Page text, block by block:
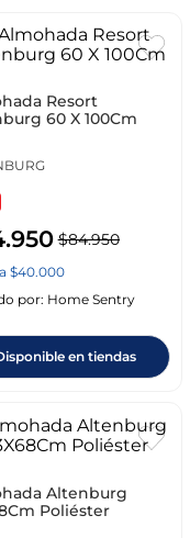
Resort
60 X 100Cm
.950 $84.950
$40.000
por: Home Sentry
en tiendas
Altenburg
Poliéster